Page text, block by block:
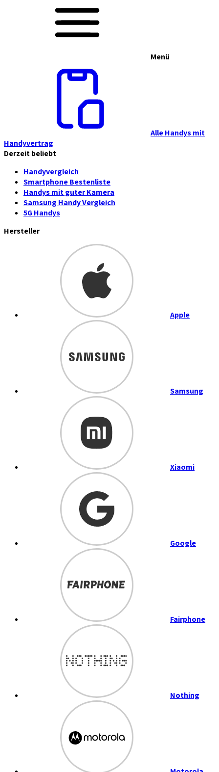
Menü
Alle Handys mit
Handyvertrag
Derzeit beliebt
Handyvergleich
Smartphone Bestenliste
Handys mit guter Kamera
Samsung Handy Vergleich
5G Handys
Hersteller
Apple
Samsung
Xiaomi
Google
Fairphone
Nothing